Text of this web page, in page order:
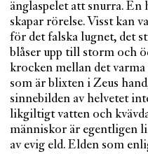
änglaspelet att snurra. En
skapar rörelse. Visst kan
för det falska lugnet, det
blåser upp till storm och
krocken mellan det varma
som är blixten i Zeus
sinnebilden av helvetet
likgiltigt vatten och
människor är egentligen
av evig eld. Elden som